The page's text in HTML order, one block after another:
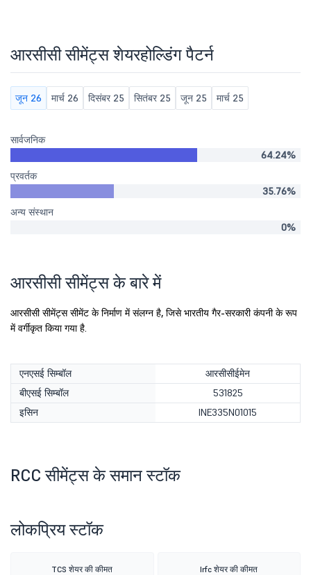
आरसीसी सीमेंट्स शेयरहोल्डिंग पैटर्न
जून 26 मार्च 26 दिसंबर 25 सितंबर 25 जून 25 मार्च 25
सार्वजनिक
64.24%
प्रवर्तक
35.76%
अन्य संस्थान
0%
आरसीसी सीमेंट्स के बारे में
आरसीसी सीमेंट्स सीमेंट के निर्माण में संलग्न है, जिसे भारतीय गैर-सरकारी कंपनी के रूप
में वर्गीकृत किया गया है.
एनएसई सिम्बॉल
आरसीसीईमेन
बीएसई सिम्बॉल
531825
इसिन
INE335N01015
RCC सीमेंट्स के समान स्टॉक
लोकप्रिय स्टॉक
TCS शेयर की कीमत Irfc शेयर की कीमत